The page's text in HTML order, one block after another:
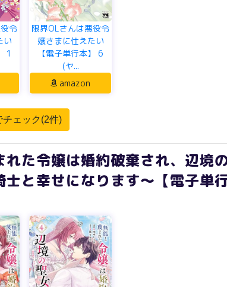
令
い
1
限界OLさんは悪役令
嬢さまに仕えたい
【電子単行本】 6
(ヤ...
amazon
チェック(2件)
れた令嬢は婚約破棄され、辺境
士と幸せになります～【電子